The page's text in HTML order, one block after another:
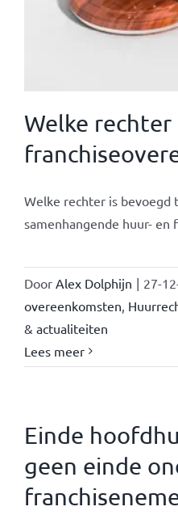
Welke
Welke rechter is bevoegd
samenhangende huur- en
Door Alex Dolphijn | 27-
overeenkomsten
& actualiteiten
Lees meer
Einde
geen einde